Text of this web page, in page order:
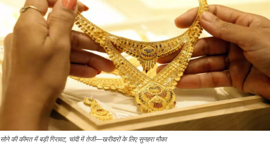
सोने की कीमत में बड़ी गिरावट, चांदी में तेजी—खरीदारों के लिए सुनहरा मौका